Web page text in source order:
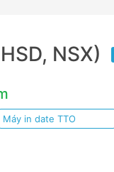
NSX)
Máy in date TTO